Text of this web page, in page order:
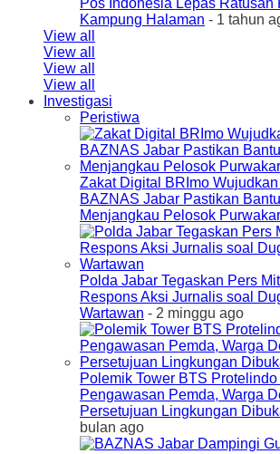
Pos Indonesia Lepas Ratusan
Kampung Halaman - 1 tahun
View all
View all
View all
View all
Investigasi
Peristiwa
Zakat Digital BRImo
BAZNAS Jabar Pastikan
Menjangkau Pelosok
Polda Jabar Tegaskan Pers
Respons Aksi Jurnalis soal
Wartawan - 2 minggu ago
Polemik Tower BTS
Pengawasan Pemda, Warga
Persetujuan Lingkungan
bulan ago